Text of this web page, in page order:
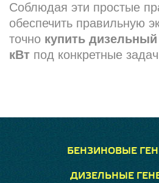
Соблюдая эти простые
обеспечить правильную
точно купить дизельный
кВт под конкретные
БЕНЗИНОВЫЕ
ДИЗЕЛЬНЫЕ